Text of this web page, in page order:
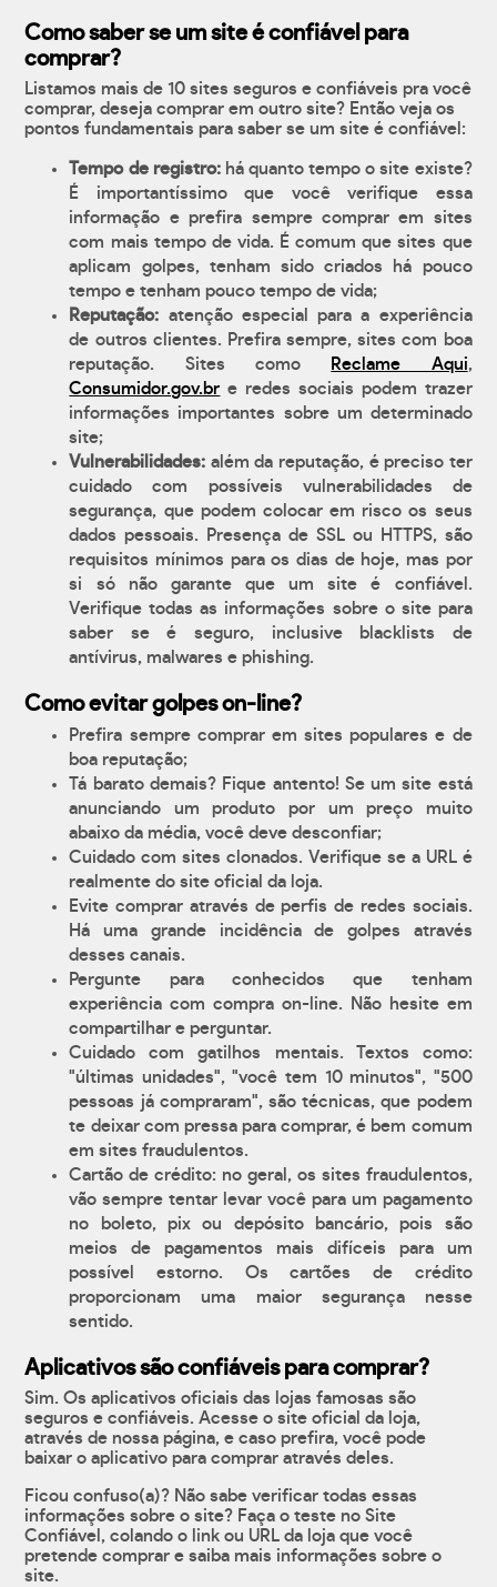
Como saber se um site é confiável para
comprar?
Listamos mais de 10 sites seguros e confiáveis pra você
comprar, deseja comprar em outro site? Então veja os
pontos fundamentais para saber se um site é confiável:
Tempo de registro:há quanto tempo o site existe?
É importantíssimo que você verifique essa
informação e prefira sempre comprar em sites
com mais tempo de vida. É comum que sites que
aplicam golpes, tenham sido criados há pouco
tempo e tenham pouco tempo de vida;
Reputação: atenção especial para a experiência
de outros clientes. Prefira sempre, sites com boa
reputação. Sites como
Reclame Aqui,
Consumidor.gov.br e redes sociais podem trazer
informações importantes sobre um determinado
site;
Vulnerabilidades: além da reputação, é preciso ter
cuidado com possíveis vulnerabilidades de
segurança, que podem colocar em risco os seus
dados pessoais. Presença de SSL ou HTTPS, são
requisitos mínimos para os dias de hoje, mas por
si só não garante que um site é confiável.
Verifique todas as informações sobre o site para
saber se é seguro, inclusive blacklists de
antívirus, malwares e phishing.
Como evitar golpes on-line?
Prefira sempre comprar em sites populares e de
boa reputação;
Tá barato demais? Fique antento! Se um site está
anunciando um produto por um preço muito
abaixo da média, você deve desconfiar;
Cuidado com sites clonados. Verifique se a URL é
realmente do site oficial da loja.
Evite comprar através de perfis de redes sociais.
Há uma grande incidência de golpes através
desses canais.
Pergunte para conhecidos que tenham
experiência com compra on-line. Não hesite em
compartilhar e perguntar.
Cuidado com gatilhos mentais. Textos como:
"últimas unidades", "você tem 10 minutos", "500
pessoas já compraram", são técnicas, que podem
te deixar com pressa para comprar, é bem comum
em sites fraudulentos.
Cartão de crédito: no geral, os sites fraudulentos,
vão sempre tentar levar você para um pagamento
no boleto, pix ou depósito bancário, pois são
meios de pagamentos mais difíceis para um
possível estorno. Os cartões de crédito
proporcionam uma maior segurança nesse
sentido.
Aplicativos são confiáveis para comprar?
Sim. Os aplicativos oficiais das lojas famosas são
seguros e confiáveis. Acesse o site oficial da loja,
através de nossa página, e caso prefira, você pode
baixar o aplicativo para comprar através deles.
Ficou confuso(a)? Não sabe verificar todas essas
informações sobre o site? Faça o teste no Site
Confiável, colando o link ou URL da loja que você
pretende comprar e saiba mais informações sobre o
site.